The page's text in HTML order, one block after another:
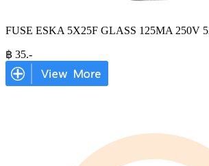
FUSE ESKA 5X25F GLASS 125MA 250V
฿ 35.-